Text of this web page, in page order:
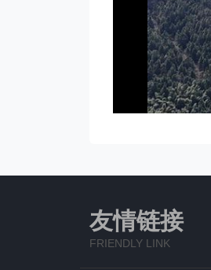
友情链接
FRIENDLY LINK